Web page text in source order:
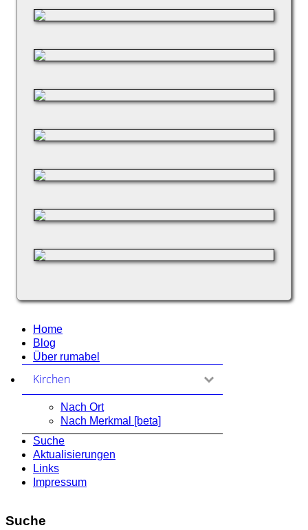
Home
Blog
Über rumabel
Kirchen
Nach Ort
Nach Merkmal [beta]
Suche
Aktualisierungen
Links
Impressum
Suche